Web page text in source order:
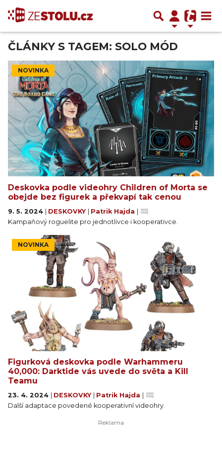
ČLÁNKY S TAGEM: SOLO MÓD
NOVINKA
Deskovka podle videohry Children of Morta se
obejde bez figurek a překvapí tak cenou
9. 5. 2024 DESKOVKY Patrik Hajda
Kampaňový roguelite pro jednotlivce i kooperativce.
NOVINKA
Figurková deskovka podle Warhammeru
40,000: Darktide vás uvede do světa a Kill
Teamu
23. 4. 2024 DESKOVKY Patrik Hajda
Další adaptace povedené kooperativní videohry.